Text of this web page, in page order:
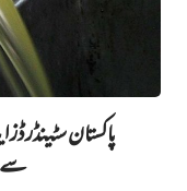
سے 98 غیرمعیاری قرار